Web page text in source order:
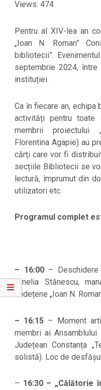
Views: 474
Pentru al XIV-lea an
„Ioan N. Roman”
bibliotecii”.
septembrie 2024,
instituției.
Ca în fiecare an,
activități pentru toate
membrii proiectului
Florentina Agapie) au
cărți care vor fi
secțiile Bibliotecii se
lectură, împrumut din
utilizatori etc.
Programul complet
– 16:00– Deschidere
Amelia Stănescu,
Județene „Ioan N.
– 16:15 – Moment
membri ai Ansamblului
Județean Constanța
solistă). Loc de
– 16:30 – „Călătorie